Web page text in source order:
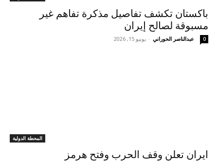
باكستان تكشف تفاصيل مذكرة تفاهم غير
مسبوقة لصالح إيران
عبدالناصر الحوراني - يونيو 15, 2026 0
المحطة الدولية
ايران تعلن وقف الحرب وفتح هرمز